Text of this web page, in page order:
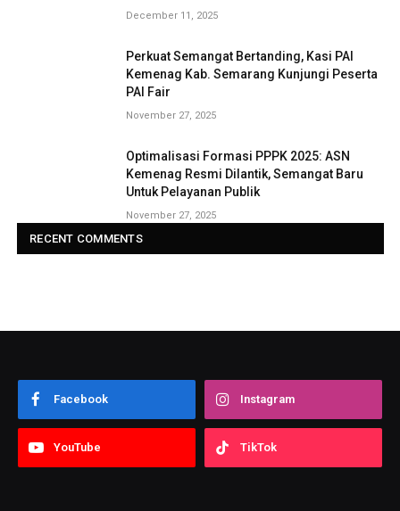
December 11, 2025
Perkuat Semangat Bertanding, Kasi PAI
Kemenag Kab. Semarang Kunjungi Peserta
PAI Fair
November 27, 2025
Optimalisasi Formasi PPPK 2025: ASN
Kemenag Resmi Dilantik, Semangat Baru
Untuk Pelayanan Publik
November 27, 2025
RECENT COMMENTS
Facebook Instagram
YouTube TikTok